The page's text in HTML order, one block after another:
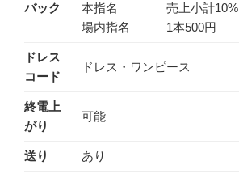
バック
本指名 売上小計10%
場内指名 1本500円
ドレス
コード
ドレス・ワンピース
終電上
がり
可能
送り あり